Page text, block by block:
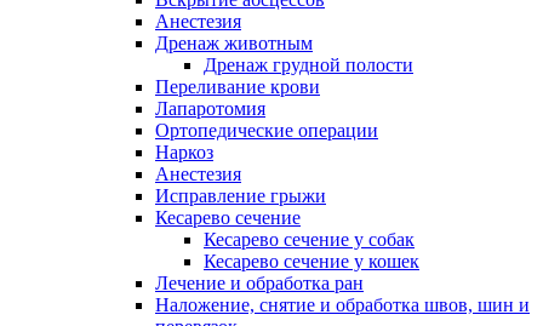
Анестезия
Дренаж животным
Дренаж грудной полости
Переливание крови
Лапаротомия
Ортопедические операции
Наркоз
Анестезия
Исправление грыжи
Кесарево сечение
Кесарево сечение у собак
Кесарево сечение у кошек
Лечение и обработка ран
Наложение, снятие и обработка швов, шин и